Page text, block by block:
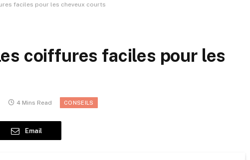
faciles pour les cheveux courts
coiffures faciles pour les
4 Mins Read CONSEILS
Email